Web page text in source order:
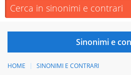
HOME SINONIMI E CONTRARI